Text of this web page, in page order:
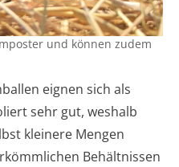
und können zudem
eignen sich als
sehr gut, weshalb
kleinere Mengen
Behältnissen